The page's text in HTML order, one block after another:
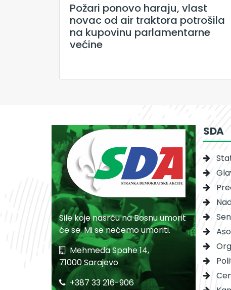
Požari ponovo haraju, vlast
novac od air traktora potrošila
na kupovinu parlamentarne
većine
Sile koje nasrću na Bosnu umorit
će se. Mi se nećemo umoriti.
Mehmeda Spahe 14,
71000 Sarajevo
+387 33 216-906
SDA